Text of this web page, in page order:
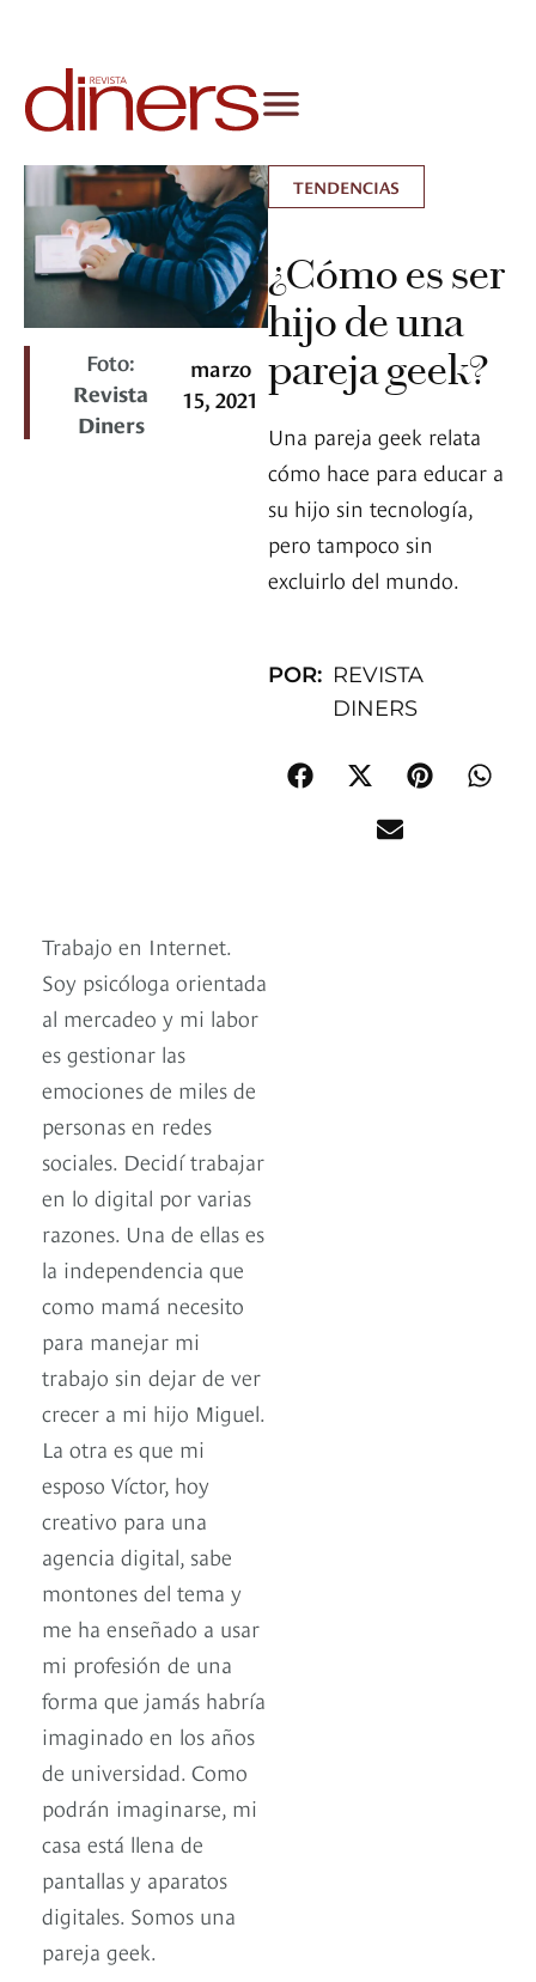
Foto:
Revista
Diners
marzo
15, 2021
TENDENCIAS
¿Cómo es ser
hijo de una
pareja geek?
Una pareja geek relata
cómo hace para educar a
su hijo sin tecnología,
pero tampoco sin
excluirlo del mundo.
POR: REVISTA
DINERS
Trabajo en Internet.
Soy psicóloga orientada
al mercadeo y mi labor
es gestionar las
emociones de miles de
personas en redes
sociales. Decidí trabajar
en lo digital por varias
razones. Una de ellas es
la independencia que
como mamá necesito
para manejar mi
trabajo sin dejar de ver
crecer a mi hijo Miguel.
La otra es que mi
esposo Víctor, hoy
creativo para una
agencia digital, sabe
montones del tema y
me ha enseñado a usar
mi profesión de una
forma que jamás habría
imaginado en los años
de universidad. Como
podrán imaginarse, mi
casa está llena de
pantallas y aparatos
digitales. Somos una
pareja geek.